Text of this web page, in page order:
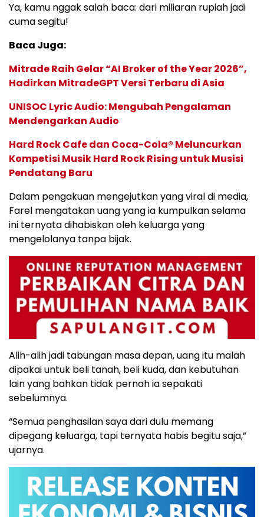
Ya, kamu nggak salah baca: dari miliaran rupiah jadi
cuma segitu!
Baca Juga:
Mitrade Raih Gelar “AI Broker of the Year 2026”,
Hadirkan MitradeGPT Versi Terbaru di Asia
UNISOC Lyric Audio: Mengubah Pengalaman
Mendengarkan Audio
Hard Rock Cafe dan Coca-Cola® Meluncurkan
Kompetisi Musik Hard Rock Rising untuk Musisi
Pendatang Baru
Dalam pengakuan mengejutkan yang viral di media,
Farel mengatakan uang yang ia kumpulkan selama
ini ternyata dihabiskan oleh keluarga yang
mengelolanya tanpa bijak.
Alih-alih jadi tabungan masa depan, uang itu malah
dipakai untuk beli tanah, beli kuda, dan kebutuhan
lain yang bahkan tidak pernah ia sepakati
sebelumnya.
“Semua penghasilan saya dari dulu memang
dipegang keluarga, tapi ternyata habis begitu saja,”
ujarnya.